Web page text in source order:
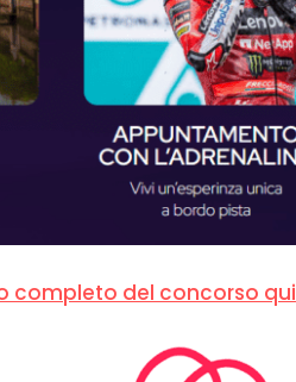
completo del concorso qui